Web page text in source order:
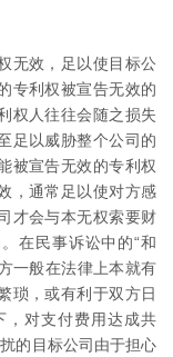
无效，足以使目标公
专利权被宣告无效的
权人往往会随之损失
足以威胁整个公司的
被宣告无效的专利权
，通常足以使对方感
才会与本无权索要财
在民事诉讼中的“和
一般在法律上本就有
琐，或有利于双方日
，对支付费用达成共
的目标公司由于担心